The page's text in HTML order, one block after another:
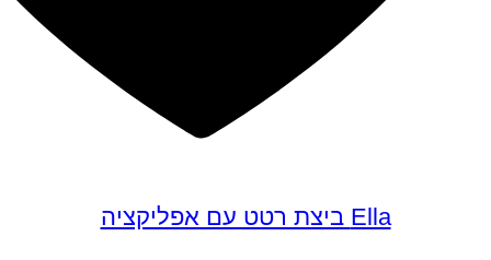
Ella ביצת רטט עם אפליקציה